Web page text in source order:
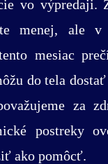
vo výpredaji.
menej, ale
mesiac
do tela
za
postreky
ako pomôcť.